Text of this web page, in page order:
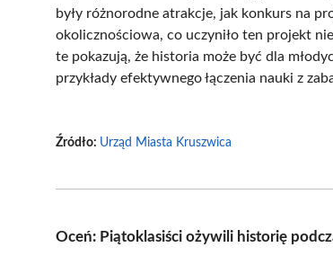
były różnorodne atrakcje, jak konkurs na
okolicznościowa, co uczyniło ten projekt
te pokazują, że historia może być dla
przykłady efektywnego łączenia nauki z
Źródło: Urząd Miasta Kruszwica
Oceń: Piątoklasiści ożywili historię